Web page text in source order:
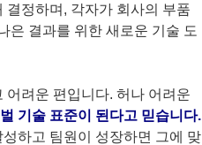
결정하며, 각자가 회사의 부품
은 결과를 위한 새로운 기술 도
려운 편입니다. 허나 어려운
기술 표준이 된다고 믿습니다.
하고 팀원이 성장하면 그에 맞